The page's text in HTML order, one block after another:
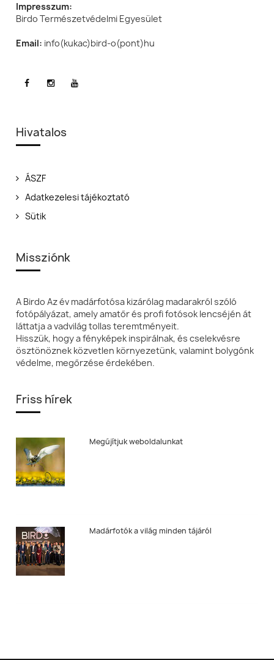
Impresszum:
Birdo Természetvédelmi Egyesület
Email: info(kukac)bird-o(pont)hu
Hivatalos
ÁSZF
Adatkezelesi tájékoztató
Sütik
Missziónk
A Birdo Az év madárfotósa kizárólag madarakról szóló
fotópályázat, amely amatőr és profi fotósok lencséjén át
láttatja a vadvilág tollas teremtményeit.
Hisszük, hogy a fényképek inspirálnak, és cselekvésre
ösztönöznek közvetlen környezetünk, valamint bolygónk
védelme, megőrzése érdekében.
Friss hírek
Megújítjuk weboldalunkat
Madárfotók a világ minden tájáról